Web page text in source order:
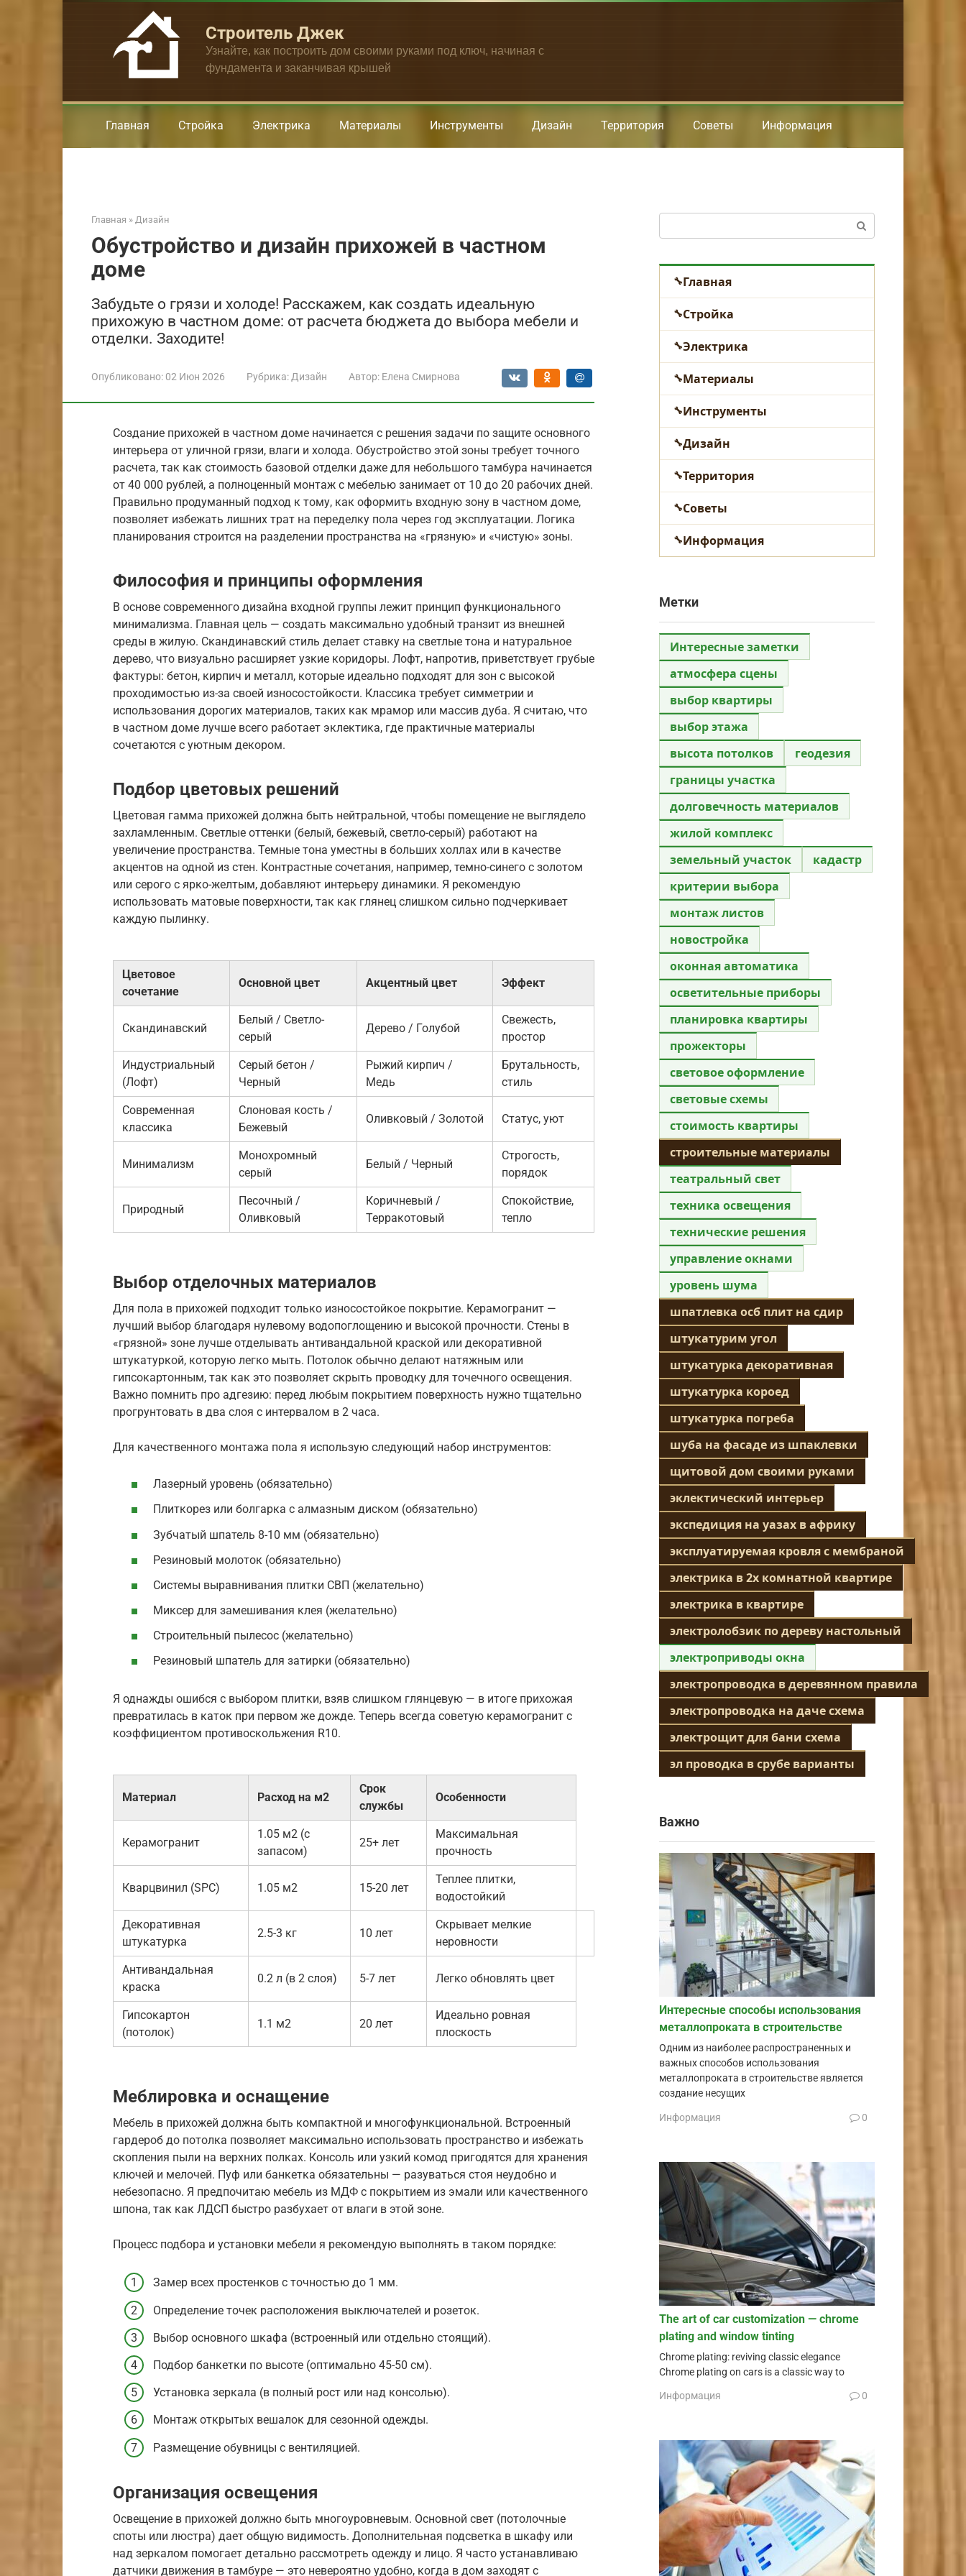
Строитель Джек
Узнайте, как построить дом своими руками под ключ, начиная с
фундамента и заканчивая крышей
Главная Стройка Электрика Материалы Инструменты Дизайн Территория Советы Информация
Главная » Дизайн
Обустройство и дизайн прихожей в частном
доме
Забудьте о грязи и холоде! Расскажем, как создать идеальную
прихожую в частном доме: от расчета бюджета до выбора мебели и
отделки. Заходите!
Опубликовано: 02 Июн 2026 Рубрика: Дизайн Автор: Елена Смирнова
Создание прихожей в частном доме начинается с решения задачи по защите основного
интерьера от уличной грязи, влаги и холода. Обустройство этой зоны требует точного
расчета, так как стоимость базовой отделки даже для небольшого тамбура начинается
от 40 000 рублей, а полноценный монтаж с мебелью занимает от 10 до 20 рабочих дней.
Правильно продуманный подход к тому, как оформить входную зону в частном доме,
позволяет избежать лишних трат на переделку пола через год эксплуатации. Логика
планирования строится на разделении пространства на «грязную» и «чистую» зоны.
Философия и принципы оформления
В основе современного дизайна входной группы лежит принцип функционального
минимализма. Главная цель — создать максимально удобный транзит из внешней
среды в жилую. Скандинавский стиль делает ставку на светлые тона и натуральное
дерево, что визуально расширяет узкие коридоры. Лофт, напротив, приветствует грубые
фактуры: бетон, кирпич и металл, которые идеально подходят для зон с высокой
проходимостью из-за своей износостойкости. Классика требует симметрии и
использования дорогих материалов, таких как мрамор или массив дуба. Я считаю, что
в частном доме лучше всего работает эклектика, где практичные материалы
сочетаются с уютным декором.
Подбор цветовых решений
Цветовая гамма прихожей должна быть нейтральной, чтобы помещение не выглядело
захламленным. Светлые оттенки (белый, бежевый, светло-серый) работают на
увеличение пространства. Темные тона уместны в больших холлах или в качестве
акцентов на одной из стен. Контрастные сочетания, например, темно-синего с золотом
или серого с ярко-желтым, добавляют интерьеру динамики. Я рекомендую
использовать матовые поверхности, так как глянец слишком сильно подчеркивает
каждую пылинку.
Цветовое
сочетание
Основной цвет Акцентный цвет Эффект
Скандинавский
Белый / Светло-
серый
Дерево / Голубой
Свежесть,
простор
Индустриальный
(Лофт)
Серый бетон /
Черный
Рыжий кирпич /
Медь
Брутальность,
стиль
Современная
классика
Слоновая кость /
Бежевый
Оливковый / Золотой Статус, уют
Минимализм
Монохромный
серый
Белый / Черный
Строгость,
порядок
Природный
Песочный /
Оливковый
Коричневый /
Терракотовый
Спокойствие,
тепло
Выбор отделочных материалов
Для пола в прихожей подходит только износостойкое покрытие. Керамогранит —
лучший выбор благодаря нулевому водопоглощению и высокой прочности. Стены в
«грязной» зоне лучше отделывать антивандальной краской или декоративной
штукатуркой, которую легко мыть. Потолок обычно делают натяжным или
гипсокартонным, так как это позволяет скрыть проводку для точечного освещения.
Важно помнить про адгезию: перед любым покрытием поверхность нужно тщательно
прогрунтовать в два слоя с интервалом в 2 часа.
Для качественного монтажа пола я использую следующий набор инструментов:
Лазерный уровень (обязательно)
Плиткорез или болгарка с алмазным диском (обязательно)
Зубчатый шпатель 8-10 мм (обязательно)
Резиновый молоток (обязательно)
Системы выравнивания плитки СВП (желательно)
Миксер для замешивания клея (желательно)
Строительный пылесос (желательно)
Резиновый шпатель для затирки (обязательно)
Я однажды ошибся с выбором плитки, взяв слишком глянцевую — в итоге прихожая
превратилась в каток при первом же дожде. Теперь всегда советую керамогранит с
коэффициентом противоскольжения R10.
Материал Расход на м2
Срок
службы
Особенности
Керамогранит
1.05 м2 (с
запасом)
25+ лет
Максимальная
прочность
Кварцвинил (SPC) 1.05 м2 15-20 лет
Теплее плитки,
водостойкий
Декоративная
штукатурка
2.5-3 кг 10 лет
Скрывает мелкие
неровности
Антивандальная
краска
0.2 л (в 2 слоя) 5-7 лет Легко обновлять цвет
Гипсокартон
(потолок)
1.1 м2 20 лет
Идеально ровная
плоскость
Меблировка и оснащение
Мебель в прихожей должна быть компактной и многофункциональной. Встроенный
гардероб до потолка позволяет максимально использовать пространство и избежать
скопления пыли на верхних полках. Консоль или узкий комод пригодятся для хранения
ключей и мелочей. Пуф или банкетка обязательны — разуваться стоя неудобно и
небезопасно. Я предпочитаю мебель из МДФ с покрытием из эмали или качественного
шпона, так как ЛДСП быстро разбухает от влаги в этой зоне.
Процесс подбора и установки мебели я рекомендую выполнять в таком порядке:
Замер всех простенков с точностью до 1 мм.
Определение точек расположения выключателей и розеток.
Выбор основного шкафа (встроенный или отдельно стоящий).
Подбор банкетки по высоте (оптимально 45-50 см).
Установка зеркала (в полный рост или над консолью).
Монтаж открытых вешалок для сезонной одежды.
Размещение обувницы с вентиляцией.
Организация освещения
Освещение в прихожей должно быть многоуровневым. Основной свет (потолочные
споты или люстра) дает общую видимость. Дополнительная подсветка в шкафу или
над зеркалом помогает детально рассмотреть одежду и лицо. Я часто устанавливаю
датчики движения в тамбуре — это невероятно удобно, когда в дом заходят с
Главная
Стройка
Электрика
Материалы
Инструменты
Дизайн
Территория
Советы
Информация
Метки
Интересные заметки
атмосфера сцены
выбор квартиры
выбор этажа
высота потолков
геодезия
границы участка
долговечность материалов
жилой комплекс
земельный участок
кадастр
критерии выбора
монтаж листов
новостройка
оконная автоматика
осветительные приборы
планировка квартиры
прожекторы
световое оформление
световые схемы
стоимость квартиры
строительные материалы
театральный свет
техника освещения
технические решения
управление окнами
уровень шума
шпатлевка осб плит на сдир
штукатурим угол
штукатурка декоративная
штукатурка короед
штукатурка погреба
шуба на фасаде из шпаклевки
щитовой дом своими руками
эклектический интерьер
экспедиция на уазах в африку
эксплуатируемая кровля с мембраной
электрика в 2х комнатной квартире
электрика в квартире
электролобзик по дереву настольный
электроприводы окна
электропроводка в деревянном правила
электропроводка на даче схема
электрощит для бани схема
эл проводка в срубе варианты
Важно
Интересные способы использования
металлопроката в строительстве
Одним из наиболее распространенных и
важных способов использования
металлопроката в строительстве является
создание несущих
Информация 0
The art of car customization — chrome
plating and window tinting
Chrome plating: reviving classic elegance
Chrome plating on cars is a classic way to
Информация 0